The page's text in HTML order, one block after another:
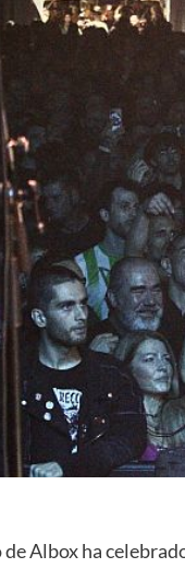
Albox ha